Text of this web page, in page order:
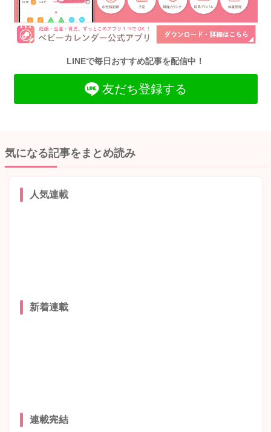
LINEで毎日おすすめ記事を配信中！
友だち登録する
気になる記事をまとめ読み
人気連載
新着連載
連載完結